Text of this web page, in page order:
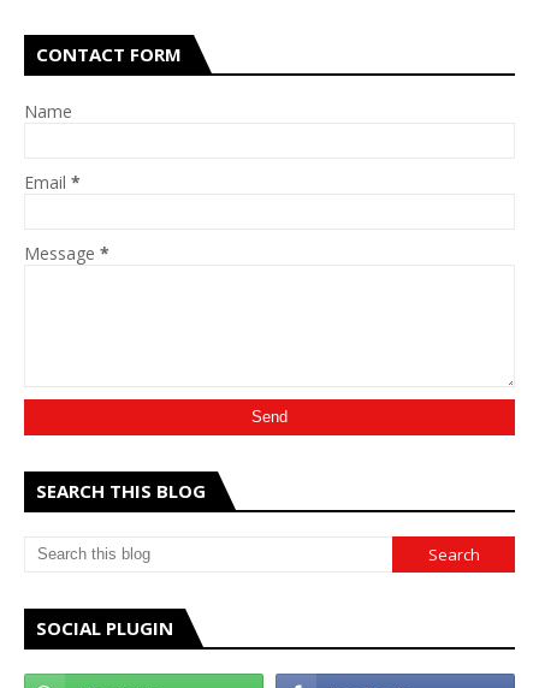
CONTACT FORM
Name
Email *
Message *
SEARCH THIS BLOG
SOCIAL PLUGIN